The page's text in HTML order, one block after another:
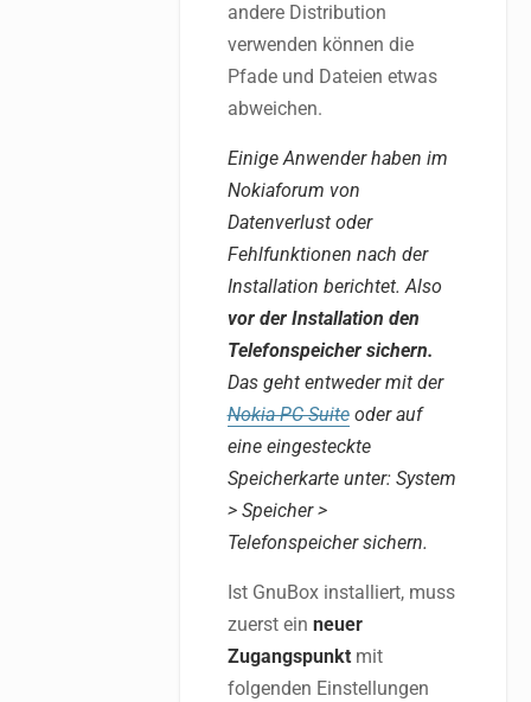
andere Distribution
verwenden können die
Pfade und Dateien etwas
abweichen.
Einige Anwender haben im
Nokiaforum von
Datenverlust oder
Fehlfunktionen nach der
Installation berichtet. Also
vor der Installation den
Telefonspeicher sichern.
Das geht entweder mit der
Nokia PC Suiteoder auf
eine eingesteckte
Speicherkarte unter: System
> Speicher >
Telefonspeicher sichern.
Ist GnuBox installiert, muss
zuerst ein neuer
Zugangspunktmit
folgenden Einstellungen